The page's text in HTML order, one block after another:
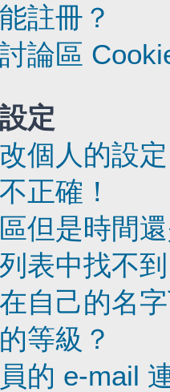
註冊？
討論區
定
個人的設
正確！
但是時間
表中找不
自己的名
等級？
的 e-mail